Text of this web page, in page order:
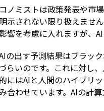
ノミストは政策発表や市
示されない限り扱えませ
響を考慮に入れますが、
の出す予測結果はブラッ
らいのです。これに対
にはAIと人間のハイブリ
合わせています。AIの計